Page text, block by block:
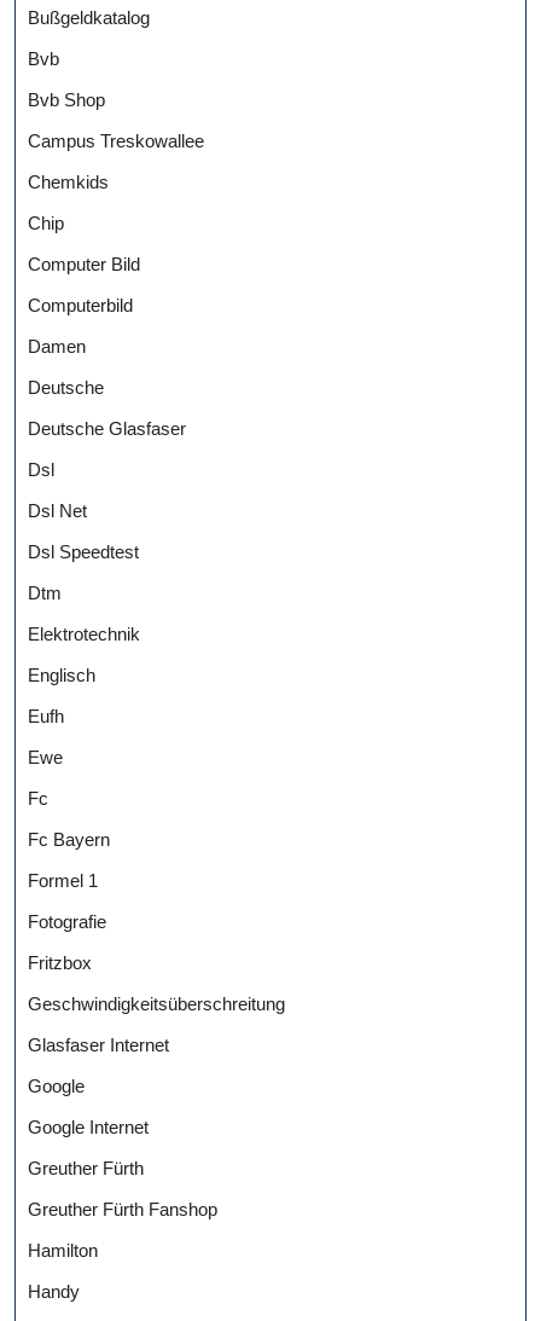
Bußgeldkatalog
Bvb
Bvb Shop
Campus Treskowallee
Chemkids
Chip
Computer Bild
Computerbild
Damen
Deutsche
Deutsche Glasfaser
Dsl
Dsl Net
Dsl Speedtest
Dtm
Elektrotechnik
Englisch
Eufh
Ewe
Fc
Fc Bayern
Formel 1
Fotografie
Fritzbox
Geschwindigkeitsüberschreitung
Glasfaser Internet
Google
Google Internet
Greuther Fürth
Greuther Fürth Fanshop
Hamilton
Handy